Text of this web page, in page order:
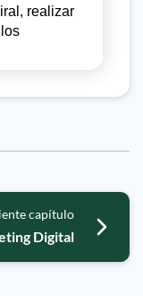
realizar
capítulo
Digital